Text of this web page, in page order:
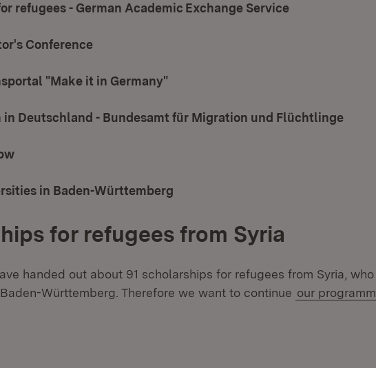
refugees - German Academic Exchange Service
Conference
"Make it in Germany"
Deutschland - Bundesamt für Migration und Flüchtlinge
in Baden-Württemberg
for refugees from Syria
handed out about 91 scholarships for refugees from Syria, who
Württemberg. Therefore we want to continue our programm